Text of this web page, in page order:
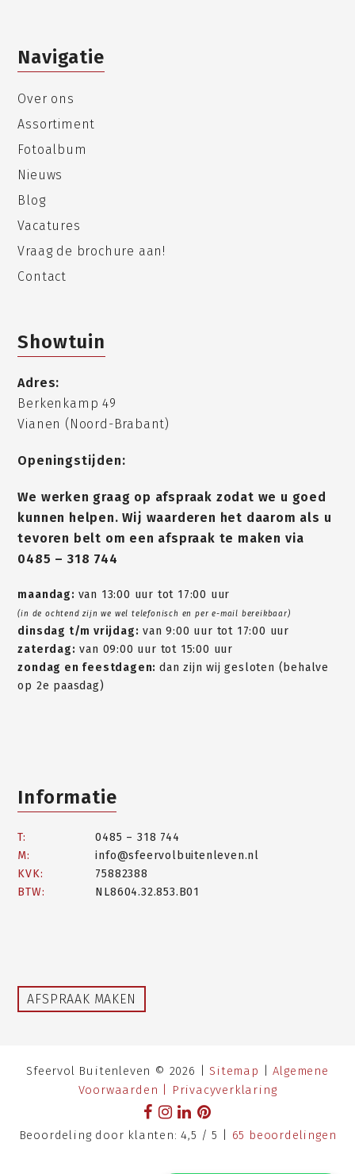
Navigatie
Over ons
Assortiment
Fotoalbum
Nieuws
Blog
Vacatures
Vraag de brochure aan!
Contact
Showtuin
Adres:
Berkenkamp 49
Vianen (Noord-Brabant)
Openingstijden:
We werken graag op afspraak zodat we u goed
kunnen helpen. Wij waarderen het daarom als u
tevoren belt om een afspraak te maken via
0485 – 318 744
maandag: van 13:00 uur tot 17:00 uur
(in de ochtend zijn we wel telefonisch en per e-mail bereikbaar)
dinsdag t/m vrijdag: van 9:00 uur tot 17:00 uur
zaterdag: van 09:00 uur tot 15:00 uur
zondag en feestdagen:dan zijn wij gesloten (behalve
op 2e paasdag)
Informatie
T:
0485 – 318 744
M:
info@sfeervolbuitenleven.nl
KVK:
75882388
BTW:
NL8604.32.853.B01
AFSPRAAK MAKEN
Sfeervol Buitenleven © 2026 |Sitemap |Algemene
Voorwaarden |
Privacyverklaring
Beoordeling door klanten:4,5 /5 65 beoordelingen